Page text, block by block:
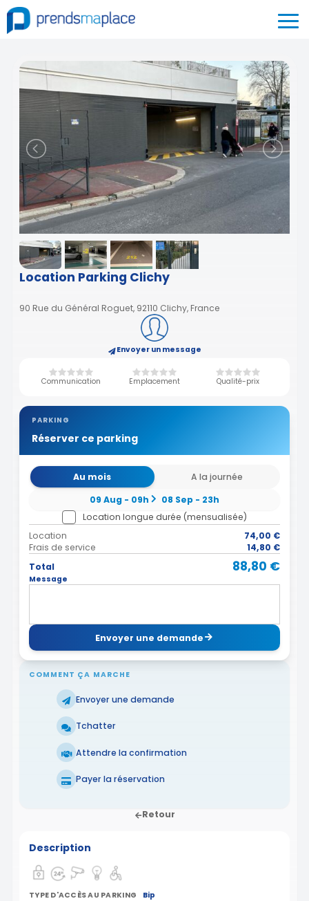
Location Parking Clichy
90 Rue du Général Roguet, 92110 Clichy, France
Envoyer un message
Communication Emplacement Qualité-prix
PARKING
Réserver ce parking
Au mois
A la journée
09 Aug - 09h
08 Sep - 23h
Location longue durée (mensualisée)
Location
74,00 €
Frais de service
14,80 €
Total
88,80 €
Message
Envoyer une demande
COMMENT ÇA MARCHE
Envoyer une demande
Tchatter
Attendre la confirmation
Payer la réservation
Retour
Description
TYPE D'ACCÈS AU PARKING Bip